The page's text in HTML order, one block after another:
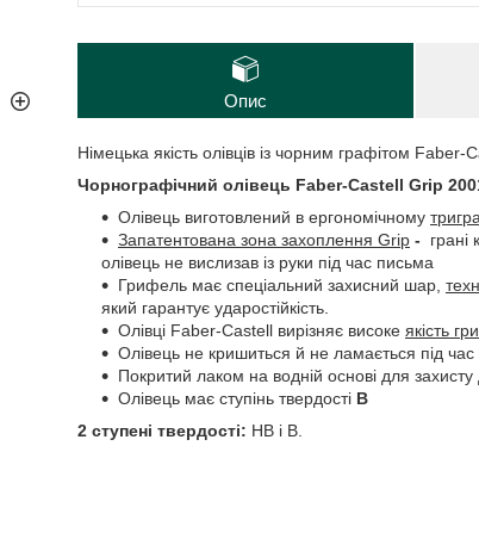
Опис
Німецька якість олівців із чорним графітом Faber-
Чорнографічний олівець Faber-Castell Grip
Олівець виготовлений в ергономічному
Запатентована зона захоплення Grip - грані
олівець не вислизав із руки під час письма
Грифель має спеціальний захисний шар,
який гарантує ударостійкість.
Олівці Faber-Castell вирізняє високе якість
Олівець не кришиться й не ламається під час
Покритий лаком на водній основі для захисту
Олівець має ступінь твердості В
2 ступені твердості: НВ і В.